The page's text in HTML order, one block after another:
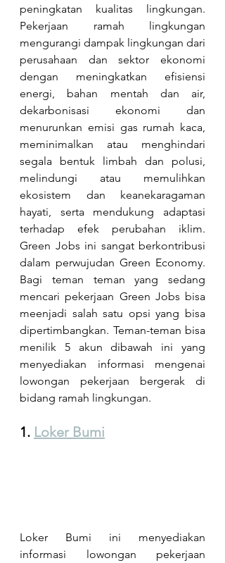
peningkatan kualitas lingkungan.
Pekerjaan ramah lingkungan
mengurangi dampak lingkungan dari
perusahaan dan sektor ekonomi
dengan meningkatkan efisiensi
energi, bahan mentah dan air,
dekarbonisasi ekonomi dan
menurunkan emisi gas rumah kaca,
meminimalkan atau menghindari
segala bentuk limbah dan polusi,
melindungi atau memulihkan
ekosistem dan keanekaragaman
hayati, serta mendukung adaptasi
terhadap efek perubahan iklim.
Green Jobs ini sangat berkontribusi
dalam perwujudan Green Economy.
Bagi teman teman yang sedang
mencari pekerjaan Green Jobs bisa
meenjadi salah satu opsi yang bisa
dipertimbangkan. Teman-teman bisa
menilik 5 akun dibawah ini yang
menyediakan informasi mengenai
lowongan pekerjaan bergerak di
bidang ramah lingkungan.
1. Loker Bumi
Loker Bumi ini menyediakan
informasi lowongan pekerjaan